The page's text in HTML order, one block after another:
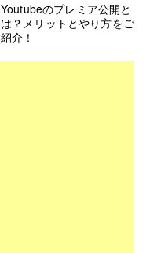
Youtubeのプレミア公開と
は？メリットとやり方をご
紹介！